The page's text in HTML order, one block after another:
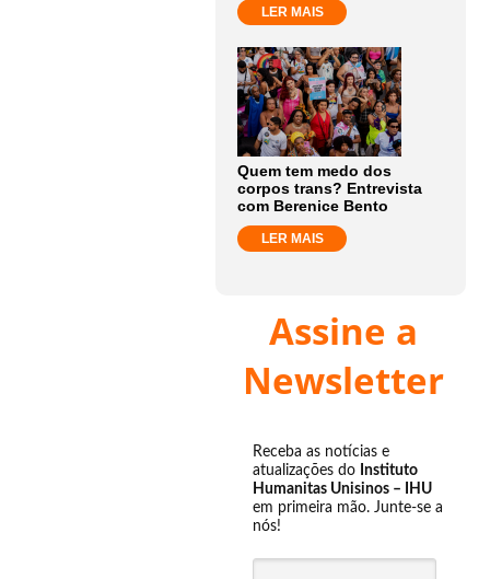
LER MAIS
Quem tem medo dos
corpos trans? Entrevista
com Berenice Bento
LER MAIS
Assine a
Newsletter
Receba as notícias e
atualizações do Instituto
Humanitas Unisinos – IHU
em primeira mão. Junte-se a
nós!